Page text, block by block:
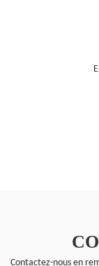
Contactez-nous en